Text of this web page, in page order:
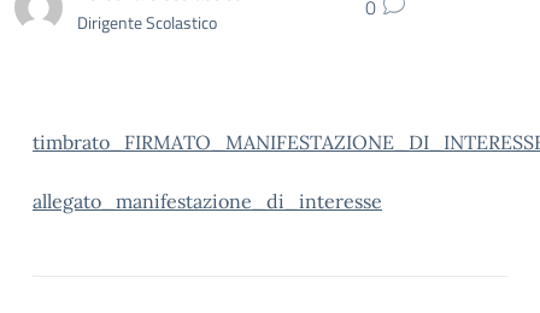
Dirigente Scolastico 0
allegato_manifestazione_di_interesse